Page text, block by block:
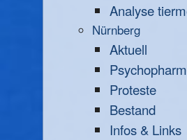
Analyse
Nürnberg
Aktuell
Proteste
Bestand
Infos & Links